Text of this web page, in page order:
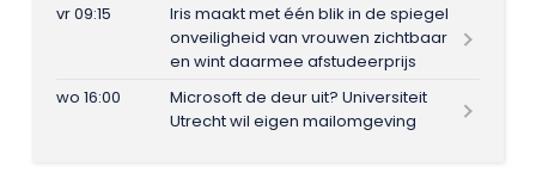
vr 09:15
Iris maakt met één blik in de spiegel
onveiligheid van vrouwen zichtbaar
en wint daarmee afstudeerprijs
wo 16:00
Microsoft de deur uit? Universiteit
Utrecht wil eigen mailomgeving